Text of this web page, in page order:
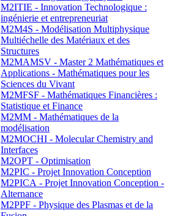
M2ITIE - Innovation Technologique :
ingénierie et entrepreneuriat
M2M4S - Modélisation Multiphysique
Multiéchelle des Matériaux et des
Structures
M2MAMSV - Master 2 Mathématiques et
Applications - Mathématiques pour les
Sciences du Vivant
M2MFSF - Mathématiques Financières :
Statistique et Finance
M2MM - Mathématiques de la
modélisation
M2MOCHI - Molecular Chemistry and
Interfaces
M2OPT - Optimisation
M2PIC - Projet Innovation Conception
M2PICA - Projet Innovation Conception -
Alternance
M2PPF - Physique des Plasmas et de la